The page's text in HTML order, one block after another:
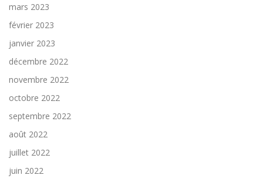
mars 2023
février 2023
janvier 2023
décembre 2022
novembre 2022
octobre 2022
septembre 2022
août 2022
juillet 2022
juin 2022